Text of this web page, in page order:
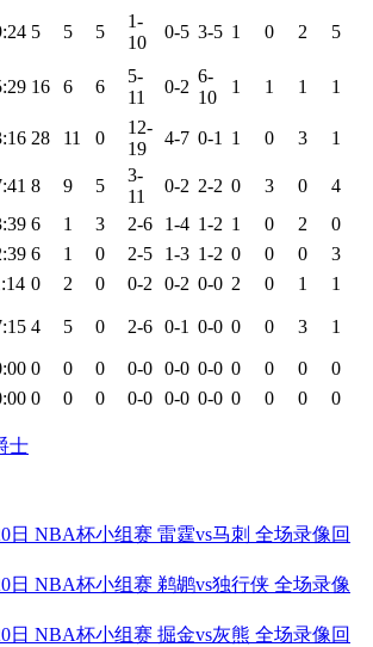
5 5 5
1-
10
0-5 3-5 1 0 2 5
16 6 6
5-
11
0-2
6-
10
1 1 1 1
28 11 0
12-
19
4-7 0-1 1 0 3 1
8 9 5
3-
11
0-2 2-2 0 3 0
4
6 1 3 2-6 1-4 1-2 1 0 2
0
6 1 0 2-5 1-3 1-2 0 0 0
3
0 2 0 0-2 0-2 0-0 2 0 1
1
4 5 0 2-6 0-1 0-0 0 0 3 1
0 0 0 0-0 0-0 0-0 0 0 0
0
0 0 0 0-0 0-0 0-0 0 0 0 0
士
日 NBA杯小组赛 雷霆vs马刺 全场录像回
日 NBA杯小组赛 鹈鹕vs独行侠 全场录像
日 NBA杯小组赛 掘金vs灰熊 全场录像回